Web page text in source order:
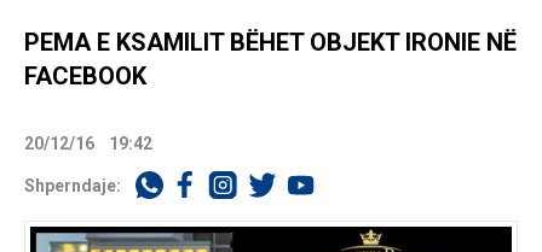
PEMA E KSAMILIT BËHET OBJEKT IRONIE NË
FACEBOOK
20/12/16 19:42
Shperndaje: